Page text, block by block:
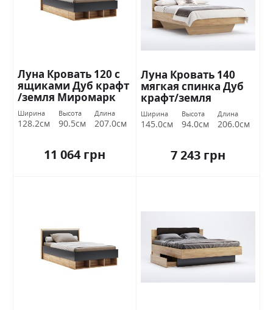
Луна Кровать 120 с
ящиками Дуб крафт
/земля Миромарк
Ширина
128.2см
Высота
90.5см
Длина
207.0см
11 064 грн
Луна Кровать 140
мягкая спинка Дуб
крафт/земля
Миромарк
Ширина
145.0см
Высота
94.0см
Длина
206.0см
7 243 грн